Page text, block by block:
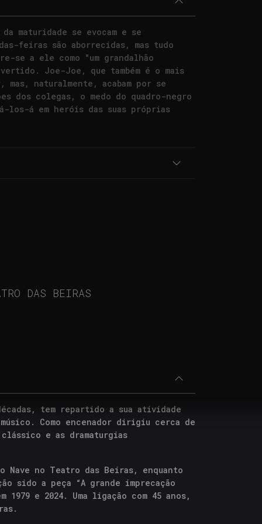
maturidade se evocam e se
feiras são aborrecidas, mas tudo
se a ele como "um grandalhão
Joe-Joe, que também é o mais
naturalmente, acabam por se
dos colegas, o medo do quadro-negro
los-á em heróis das suas próprias
DAS BEIRAS
tem repartido a sua atividade
Como encenador dirigiu cerca de
e as dramaturgias
Nave no Teatro das Beiras, enquanto
sido a peça “A grande imprecação
e 2024. Uma ligação com 45 anos,